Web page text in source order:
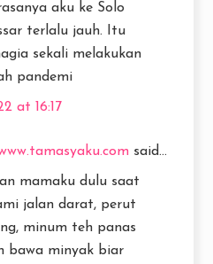
aku ke Solo
terlalu jauh. Itu
sekali melakukan
pandemi
at 16:17
said...
mamaku dulu saat
jalan darat, perut
minum teh panas
bawa minyak biar